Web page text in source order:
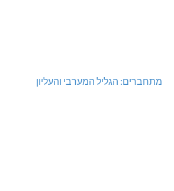
מתחברים: הגליל המערבי והעליון